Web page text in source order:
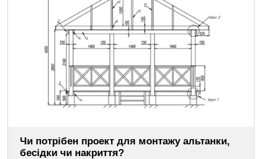
Чи потрібен проект для монтажу альтанки,
бесідки чи накриття?